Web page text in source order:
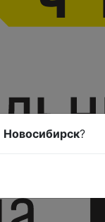
Новосибирск?